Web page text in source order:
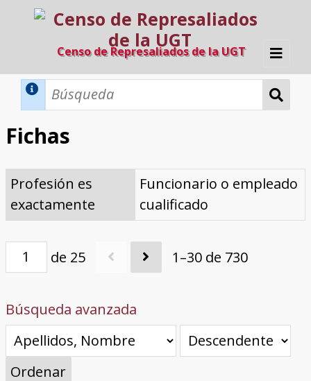
Censo de Represaliados de la UGT
Inicio
Directorio A-Z
Provincias de nacimiento
Profesión
Cárceles
Condenados a muerte
Condenados a muerte (con busca
dinámica)
Ejecutados
El proyecto
Razones y objetivos
El equipo
Colaboradores
Fuentes documentales
Fichas
Profesión es
exactamente
Funcionario o empleado
cualificado
de 25 1–30 de 730
Búsqueda avanzada
Ordenar